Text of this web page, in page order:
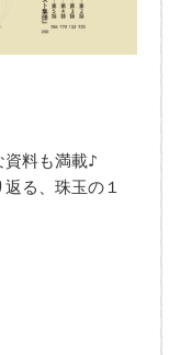
資料も満載♪
る、珠玉の１